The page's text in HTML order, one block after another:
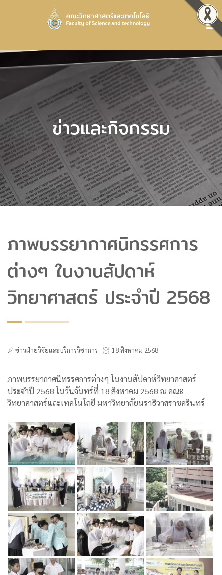
ข่าวและกิจกรรม
ภาพบรรยากาศนิทรรศการ
ต่างๆ ในงานสัปดาห์
วิทยาศาสตร์ ประจำปี 2568
ข่าวฝ่ายวิจัยและบริการวิชาการ 18 สิงหาคม 2568
ภาพบรรยากาศนิทรรศการต่างๆ ในงานสัปดาห์วิทยาศาสตร์
ประจำปี 2568 ในวันจันทร์ที่ 18 สิงหาคม 2568 ณ คณะ
วิทยาศาสตร์และเทคโนโลยี มหาวิทยาลัยนราธิวาสราชครินทร์